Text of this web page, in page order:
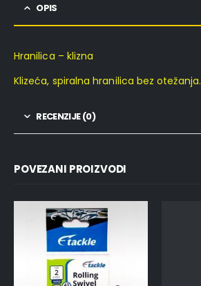
OPIS
Hranilica – klizna
Klizeća, spiralna hranilica bez otežanja.
RECENZIJE (0)
POVEZANI PROIZVODI